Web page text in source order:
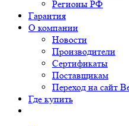
Регионы РФ
Гарантия
О компании
Новости
Производители
Сертификаты
Поставщикам
Переход на сайт
Где купить